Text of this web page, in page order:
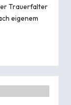
Trauerfalter
eigenem